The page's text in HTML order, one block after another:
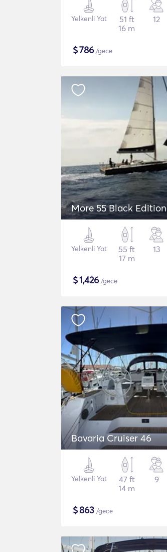
Yelkenli Yat
51 ft
16 m
12
$786/gece
More 55 Black Edition
Yelkenli Yat
55 ft
17 m
13
$1,426/gece
Bavaria Cruiser 46
Yelkenli Yat
47 ft
14 m
9
$863 /gece